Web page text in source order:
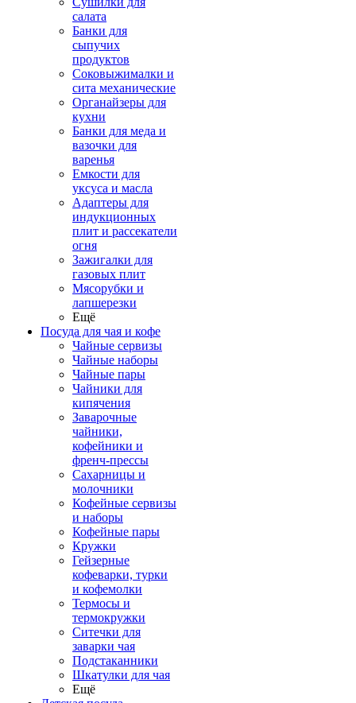
салата
Банки для
сыпучих
продуктов
Соковыжималки и
сита механические
Органайзеры для
кухни
Банки для меда и
вазочки для
варенья
Емкости для
уксуса и масла
Адаптеры для
индукционных
плит и рассекатели
огня
Зажигалки для
газовых плит
Мясорубки и
лапшерезки
Ещё
Посуда для чая и кофе
Чайные сервизы
Чайные наборы
Чайные пары
Чайники для
кипячения
Заварочные
чайники,
кофейники и
френч-прессы
Сахарницы и
молочники
Кофейные сервизы
и наборы
Кофейные пары
Кружки
Гейзерные
кофеварки, турки
и кофемолки
Термосы и
термокружки
Ситечки для
заварки чая
Подстаканники
Шкатулки для чая
Ещё